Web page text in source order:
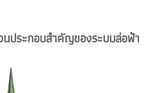
ประกอบสำคัญของระบบล่อฟ้า